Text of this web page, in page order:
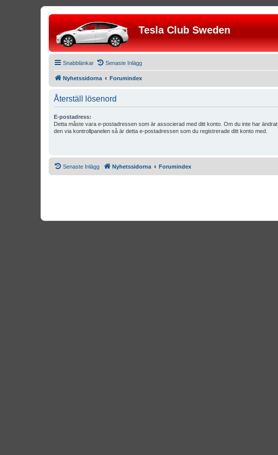
Tesla Club Sweden
Snabblänkar Senaste Inlägg
Nyhetssidorna Forumindex
Återställ lösenord
E-postadress:
Detta måste vara e-postadressen som är associerad med ditt konto. Om du inte har ändrat
den via kontrollpanelen så är detta e-postadressen som du registrerade ditt konto med.
Senaste Inlägg Nyhetssidorna Forumindex